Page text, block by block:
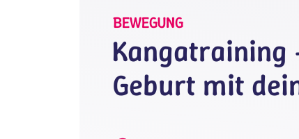
BEWEGUNG
Kangatraining
Geburt mit